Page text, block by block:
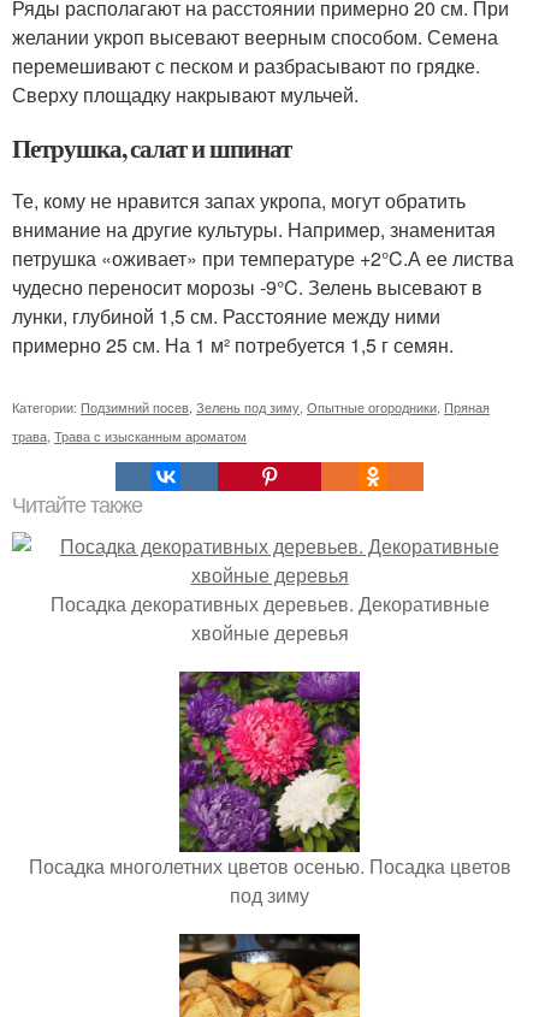
Ряды располагают на расстоянии примерно 20 см. При
желании укроп высевают веерным способом. Семена
перемешивают с песком и разбрасывают по грядке.
Сверху площадку накрывают мульчей.
Петрушка, салат и шпинат
Те, кому не нравится запах укропа, могут обратить
внимание на другие культуры. Например, знаменитая
петрушка «оживает» при температуре +2°C.А ее листва
чудесно переносит морозы -9°C. Зелень высевают в
лунки, глубиной 1,5 см. Расстояние между ними
примерно 25 см. На 1 м² потребуется 1,5 г семян.
Категории: Подзимний посев Зелень под зиму Опытные огородники Пряная
трава Трава с изысканным ароматом
Читайте также
Посадка декоративных деревьев. Декоративные
хвойные деревья
Посадка многолетних цветов осенью. Посадка цветов
под зиму